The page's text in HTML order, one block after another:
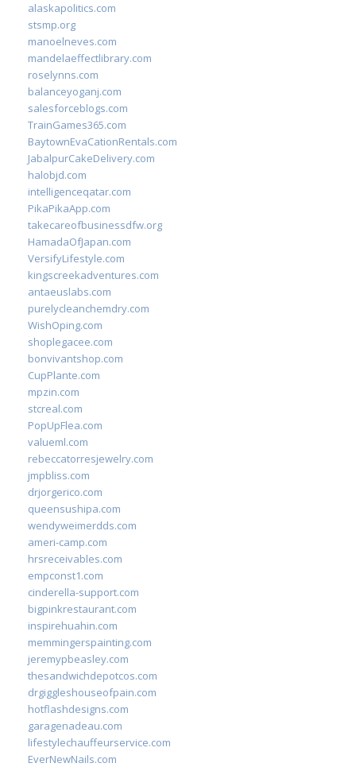
alaskapolitics.com
stsmp.org
manoelneves.com
mandelaeffectlibrary.com
roselynns.com
balanceyoganj.com
salesforceblogs.com
TrainGames365.com
BaytownEvaCationRentals.com
JabalpurCakeDelivery.com
halobjd.com
intelligenceqatar.com
PikaPikaApp.com
takecareofbusinessdfw.org
HamadaOfJapan.com
VersifyLifestyle.com
kingscreekadventures.com
antaeuslabs.com
purelycleanchemdry.com
WishOping.com
shoplegacee.com
bonvivantshop.com
CupPlante.com
mpzin.com
stcreal.com
PopUpFlea.com
valueml.com
rebeccatorresjewelry.com
jmpbliss.com
drjorgerico.com
queensushipa.com
wendyweimerdds.com
ameri-camp.com
hrsreceivables.com
empconst1.com
cinderella-support.com
bigpinkrestaurant.com
inspirehuahin.com
memmingerspainting.com
jeremypbeasley.com
thesandwichdepotcos.com
drgiggleshouseofpain.com
hotflashdesigns.com
garagenadeau.com
lifestylechauffeurservice.com
EverNewNails.com